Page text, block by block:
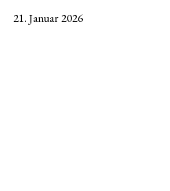
Veröffentlicht
21. Januar 2026